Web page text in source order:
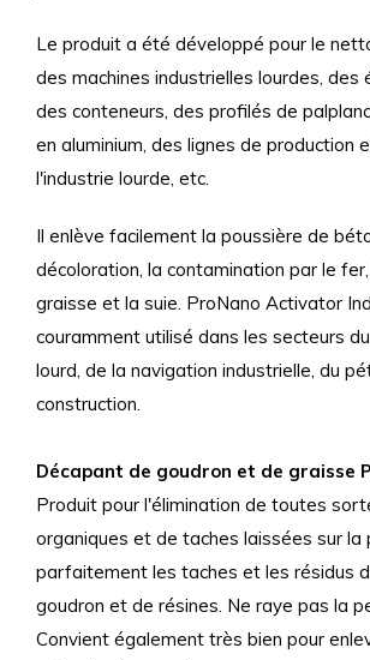
Le produit a été développé pour le
des machines industrielles lourdes, des
des conteneurs, des profilés de
en aluminium, des lignes de production
l'industrie lourde, etc.
Il enlève facilement la poussière de
décoloration, la contamination par le fer,
graisse et la suie. ProNano Activator
couramment utilisé dans les secteurs
lourd, de la navigation industrielle, du
construction.
Décapant de goudron et de graisse
Produit pour l'élimination de toutes
organiques et de taches laissées sur la
parfaitement les taches et les résidus
goudron et de résines. Ne raye pas la
Convient également très bien pour